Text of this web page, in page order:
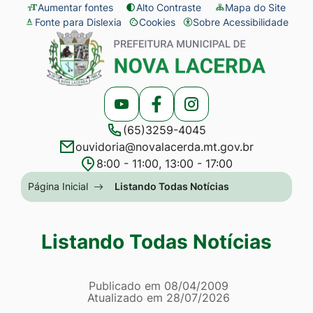
Seção
de
atalhos
acessibilidade
Ir
para
conteúdo
menu
[alt+2]
para
Aumentar fontes Alto Contraste
Mapa do Site
Fonte para Dislexia
Cookies
Abrir
preferências
de
cookies
Sobre Acessibilidade
Seção
menu
Acessar
a
Rede
Social
Acessar
a
Rede
Social
Acessar
a
Rede
Social
(65)3259-4045
ouvidoria@novalacerda.mt.gov.br
8:00 - 11:00, 13:00 - 17:00
Seção
do
principal
Página Inicial Listando Todas Notícias
Listando Todas Notícias
Página Listando Todas
Informações
Publicado em 08/04/2009
Atualizado em 28/07/2026